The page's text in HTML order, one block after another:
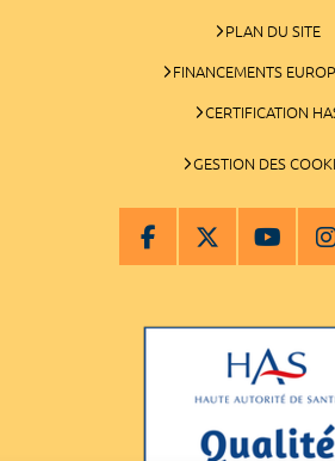
PLAN DU SITE
FINANCEMENTS
CERTIFICATION
GESTION DES